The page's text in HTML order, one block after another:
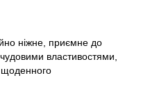
ніжне, приємне до
властивостями,
щоденного